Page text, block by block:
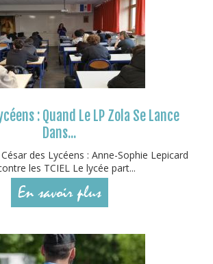
: Quand Le LP Zola Se Lance
Dans...
des Lycéens : Anne-Sophie Lepicard
les TCIEL Le lycée part...
En savoir plus